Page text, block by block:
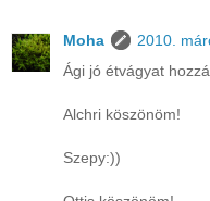
Moha
2010.
Ági jó étvágyat
Alchri köszönöm!
Szepy:))